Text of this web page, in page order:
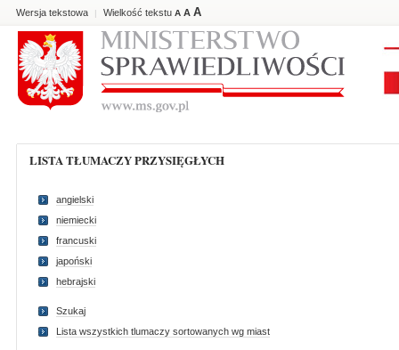
Wersja tekstowa | Wielkość tekstu A A A
LISTA TŁUMACZY PRZYSIĘGŁYCH
angielski
niemiecki
francuski
japoński
hebrajski
Szukaj
Lista wszystkich tlumaczy sortowanych wg miast